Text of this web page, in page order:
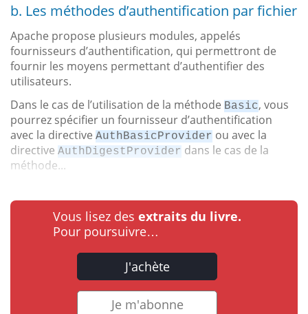
b. Les méthodes d’authentification par fichier
Apache propose plusieurs modules, appelés
fournisseurs d’authentification, qui permettront de
fournir les moyens permettant d’authentifier des
utilisateurs.
Dans le cas de l’utilisation de la méthode Basic, vous
pourrez spécifier un fournisseur d’authentification
avec la directive AuthBasicProvider ou avec la
directive AuthDigestProvider dans le cas de la
méthode...
Vous lisez des extraits du livre.
Pour poursuivre…
J'achète
Je m'abonne